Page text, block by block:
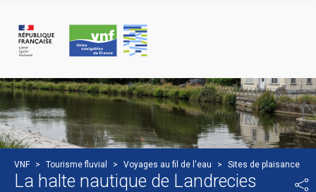
VNF > Tourisme fluvial > Voyages au fil de l'eau > Sites de plaisance
La halte nautique de Landrecies